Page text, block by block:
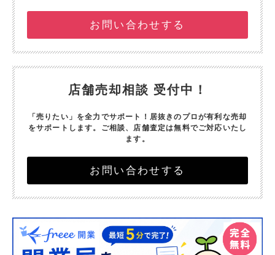
お問い合わせする
店舗売却相談 受付中！
「売りたい」を全力でサポート！ 居抜きのプロが有利な売却
をサポートします。 ご相談、店舗査定は無料でご対応いたし
ます。
お問い合わせする